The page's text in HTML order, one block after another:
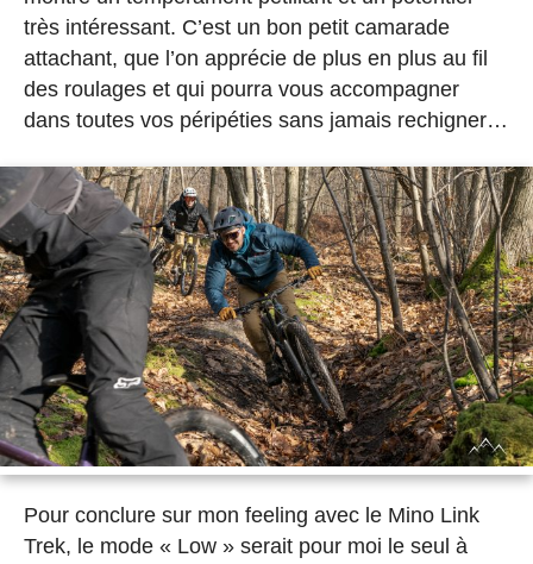
très intéressant. C’est un bon petit camarade
attachant, que l’on apprécie de plus en plus au fil
des roulages et qui pourra vous accompagner
dans toutes vos péripéties sans jamais rechigner…
Pour conclure sur mon feeling avec le Mino Link
Trek, le mode « Low » serait pour moi le seul à